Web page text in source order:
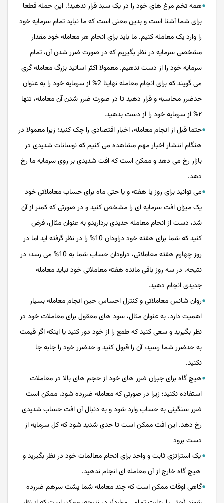
همه تخم مرغ های خود را در یک سبد قرار ندهید!. این جمله قطعا
برای شما آشنا است و بدین معنی است که ما نباید تمام سرمایه خود
را وارد یک معامله کنیم. ما باید برای انجام هر معامله خود مقدار
مشخصی سرمایه در نظر بگیریم که در صورت ضرر شدن آن، تمام
سرمایه خود را از دست ندهیم. معمولا اکثر اساتید بزرگ معامله گری
می گویند که برای انجام معامله نهایتا 2% از سرمایه خود را به عنوان
حدضرر محاسبه و قرار دهید تا در صورت ضرر شدن آن معامله، تنها
۲% از سرمایه خود را از دست بدهید.
حتما قبل از انجام معامله، اخبار اقتصادی را چک کنید؛ زیرا معمولا در
هنگام انتشار اخبار مهم مشاهده می کنیم که نوسانات شدیدی در
بازار رخ می دهد و ممکن است که افت شدیدی بر روی سرمایه ما رخ
دهد.
می توانید برای روز یا هفته و یا حتی ماه برای حساب معاملاتی خود
یک میزان افت سرمایه‌ ای را مشخص کنید و در صورتی که کمتر از آن
شد، دست از انجام معامله جدیدی برداریدو به عنوان مثال، فرض
کنید که شما برای هفته خود دراودان 10% را در نظر گرفته اید اما در
روز چهارم هفته معاملاتی، دراودان حساب شما به 10% می رسد؛ در
نتیجه، در سه روز باقی مانده هفته معاملاتی خود نباید معامله
جدیدی انجام دهید.
روان شانس معاملاتی و کنترل احساس حین انجام معامله بسیار
اهمیت دارد. به عنوان مثال، سود های معقول برای معاملات خود در
نظر بگیرید و سعی کنید که طمع را از خود دور کنید یا اینکه اگر قیمت
به حدضرر شما رسید، آن را قبول کنید و حدضرر خود را جابه جا
نکنید.
هیچ گاه برای جبران ضرر های خود از حجم های بالا در معاملات
استفاده نکنید؛ زیرا در صورتی که معامله ضررده شود، ممکن است
ضرر سنگینی به حساب وارد شود و به دنبال آن افت حساب شدیدی
رخ دهد. این افت ممکن است تا حدی شدید شود که کل سرمایه از
دست برود
یک استراتژی ثابت و واحد برای انجام معالمات خود در نظر بگیرید و
هیچ گاه خارج از آن معامله ای انجام ندهید.
گاهی اوقات ممکن است که چند معامله شما پشت سرهم ضررده